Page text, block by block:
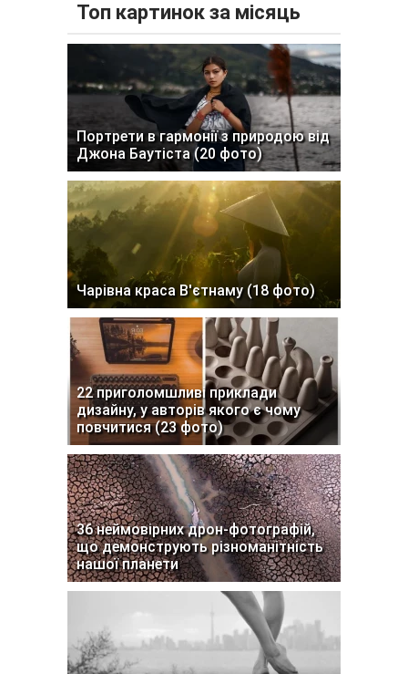
Топ картинок за місяць
Портрети в гармонії з природою від
Джона Баутіста (20 фото)
Чарівна краса В'єтнаму (18 фото)
22 приголомшливі приклади
дизайну, у авторів якого є чому
повчитися (23 фото)
36 неймовірних дрон-фотографій,
що демонструють різноманітність
нашої планети